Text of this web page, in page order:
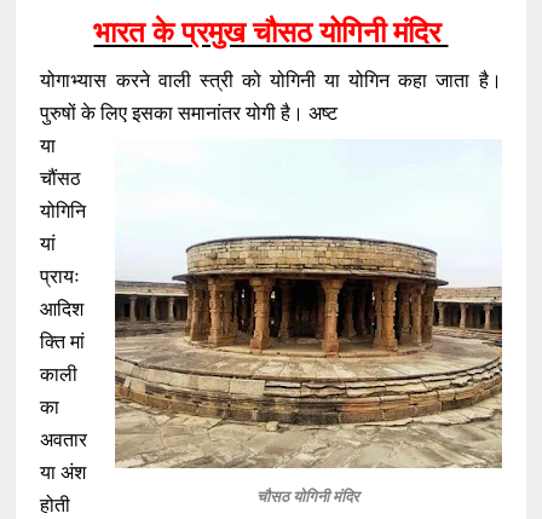
भारत के प्रमुख चौसठ योगिनी मंदिर
योगाभ्यास करने वाली स्त्री को योगिनी या योगिन कहा जाता है।
पुरुषों के लिए इसका समानांतर योगी है। अष्ट
चौसठ योगिनी मंदिर
या
चौंसठ
योगिनि
यां
प्रायः
आदिश
क्ति मां
काली
का
अवतार
या अंश
होती